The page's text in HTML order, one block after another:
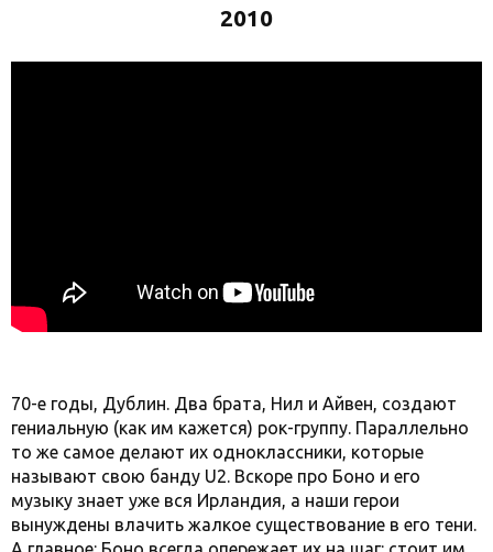
2010
70-е годы, Дублин. Два брата, Нил и Айвен, создают
гениальную (как им кажется) рок-группу. Параллельно
то же самое делают их одноклассники, которые
называют свою банду U2. Вскоре про Боно и его
музыку знает уже вся Ирландия, а наши герои
вынуждены влачить жалкое существование в его тени.